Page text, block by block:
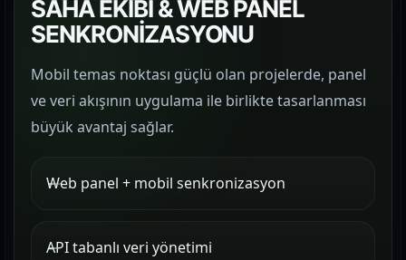
SAHA EKİBİ & WEB PANEL
SENKRONİZASYONU
Mobil temas noktası güçlü olan projelerde, panel
ve veri akışının uygulama ile birlikte tasarlanması
büyük avantaj sağlar.
Web panel + mobil senkronizasyon
API tabanlı veri yönetimi